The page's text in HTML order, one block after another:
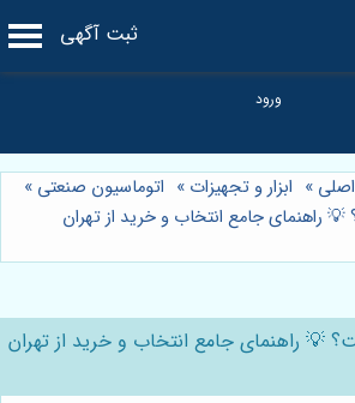
ثبت آگهی
» ابزار و تجهیزات » اتوماسیون صنعتی »
راهنمای جامع انتخاب و خرید از تهران
💡 راهنمای جامع انتخاب و خرید از تهران